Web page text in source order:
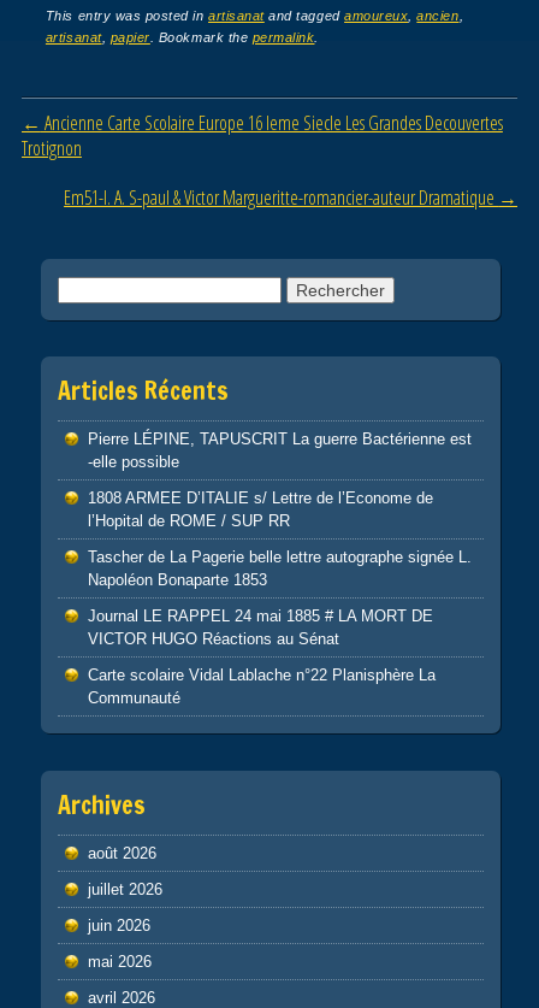
c
e
b
o
k
tt
er
ail
ta
g
er
This entry was posted inartisanatand taggedamoureux ,ancien
artisanat, papier . Bookmark the permalink
Post navigation
← Ancienne Carte Scolaire Europe 16 Ieme Siecle Les Grandes Decouvertes
Trotignon
Em51-l. A. S-paul & Victor Margueritte-romancier-auteur Dramatique →
Articles Récents
Pierre LÉPINE, TAPUSCRIT La guerre Bactérienne est
-elle possible
1808 ARMEE D’ITALIE s/ Lettre de l’Econome de
l’Hopital de ROME / SUP RR
Tascher de La Pagerie belle lettre autographe signée L.
Napoléon Bonaparte 1853
Journal LE RAPPEL 24 mai 1885 # LA MORT DE
VICTOR HUGO Réactions au Sénat
Carte scolaire Vidal Lablache n°22 Planisphère La
Communauté
Archives
août 2026
juillet 2026
juin 2026
mai 2026
avril 2026